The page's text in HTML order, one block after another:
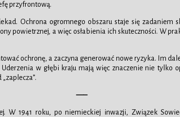
przyfrontową.
Ochrona ogromnego obszaru staje się
powietrznej, a więc osłabienia ich skuteczności. W
ochronę, a zaczyna generować nowe ryzyka. Im
w głębi kraju mają więc znaczenie nie tylko
—–
W 1941 roku, po niemieckiej inwazji, Związek